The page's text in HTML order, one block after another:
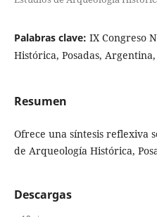
Palabras clave: IX Congreso
Histórica, Posadas,
Resumen
Ofrece una síntesis reflexiva
de Arqueología Histórica,
Descargas